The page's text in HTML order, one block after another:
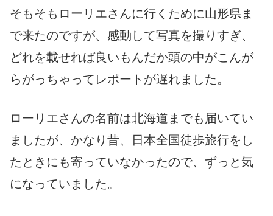
そもそもローリエさんに行くために山形県ま
で来たのですが、感動して写真を撮りすぎ、
どれを載せれば良いもんだか頭の中がこんが
らがっちゃってレポートが遅れました。
ローリエさんの名前は北海道までも届いてい
ましたが、かなり昔、日本全国徒歩旅行をし
たときにも寄っていなかったので、ずっと気
になっていました。